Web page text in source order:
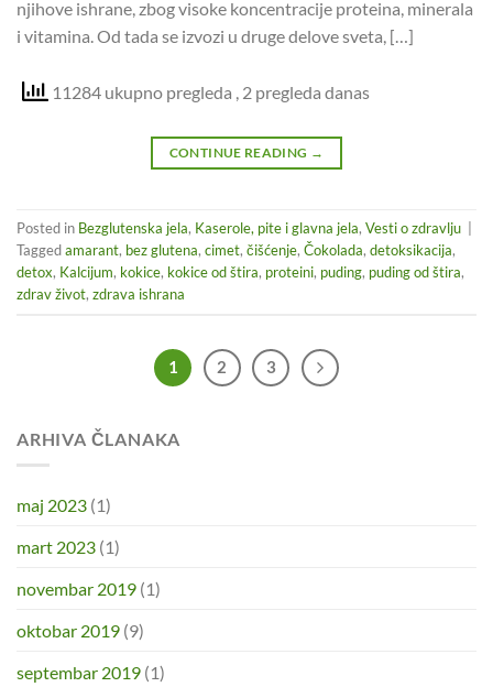
njihove ishrane, zbog visoke koncentracije proteina, minerala
i vitamina. Od tada se izvozi u druge delove sveta, […]
11284 ukupno pregleda , 2 pregleda danas
CONTINUE READING →
Posted in Bezglutenska jela, Kaserole, pite i glavna jela, Vesti o zdravlju
Taggedamarant, bez glutena, cimet, čišćenje, Čokolada, detoksikacija,
detox, Kalcijum, kokice, kokice od štira, proteini, puding, puding od štira,
zdrav život, zdrava ishrana
1 2 3
ARHIVA ČLANAKA
maj 2023 (1)
mart 2023 (1)
novembar 2019 (1)
oktobar 2019 (9)
septembar 2019 (1)